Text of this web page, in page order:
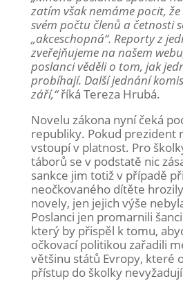
zatím však nemáme pocit,
svém počtu členů a četnosti
„akceschopná“. Reporty z
zveřejňujeme na našem
poslanci věděli o tom, jak
probíhají. Další jednání
září,“říká Tereza Hrubá.
Novelu zákona nyní čeká
republiky. Pokud prezident
vstoupí v platnost. Pro
táborů se v podstatě nic
sankce jim totiž v případě
neočkovaného dítěte
novely, jen jejich výše
Poslanci jen promarnili
který by přispěl k tomu,
očkovací politikou zařadili
většinu států Evropy, které
přístup do školky